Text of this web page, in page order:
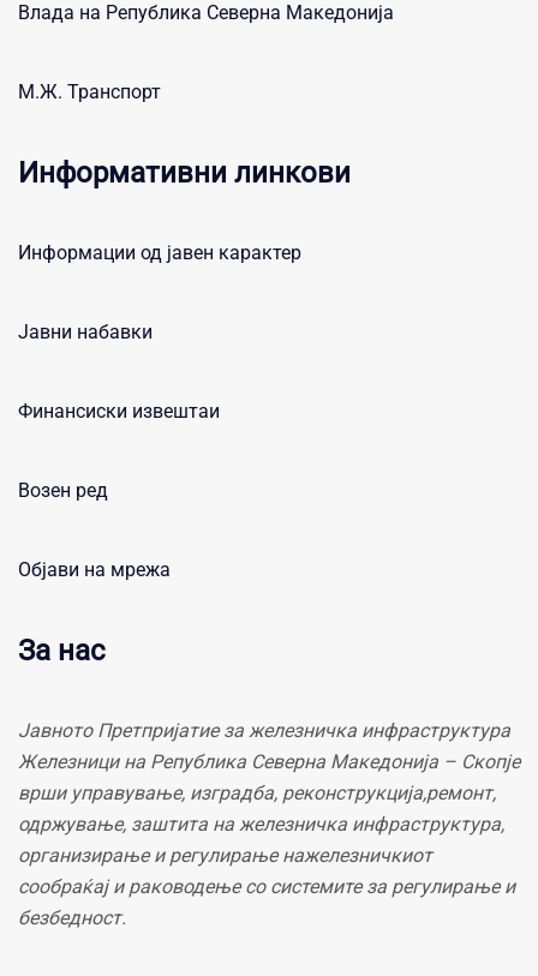
Влада на Република Северна Македонија
М.Ж. Транспорт
Информативни линкови
Информации од јавен карактер
Јавни набавки
Финансиски извештаи
Возен ред
Објави на мрежа
За нас
Јавното Претпријатие за железничка инфраструктура
Железници на Република Северна Македонија – Скопје
врши управување, изградба, реконструкција,ремонт,
одржување, заштита на железничка инфраструктура,
организирање и регулирање нажелезничкиот
сообраќај и раководење со системите за регулирање и
безбедност.